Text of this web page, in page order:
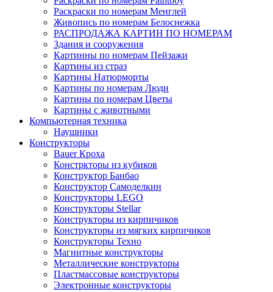
Раскраски по номерам Менглей
Живопись по номерам Белоснежка
РАСПРОДАЖА КАРТИН ПО НОМЕРАМ
Здания и сооружения
Картинны по номерам Пейзажи
Картины из страз
Картины Натюрморты
Картины по номерам Люди
Картины по номерам Цветы
Картины с животными
Компьютерная техника
Наушники
Конструкторы
Bauer Кроха
Констркторы из кубиков
Конструктор Банбао
Конструктор Самоделкин
Конструкторы LEGO
Конструкторы Stellar
Конструкторы из кирпичиков
Конструкторы из мягких кирпичиков
Конструкторы Техно
Магнитные конструкторы
Металлические конструкторы
Пластмассовые конструкторы
Электронные конструкторы